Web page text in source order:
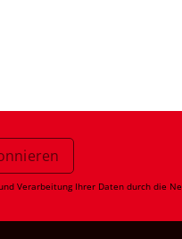
Verarbeitung Ihrer Daten durch die